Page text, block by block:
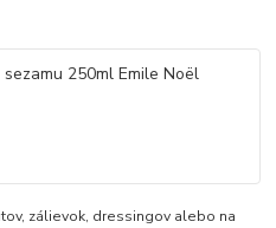
zálievok, dressingov alebo na